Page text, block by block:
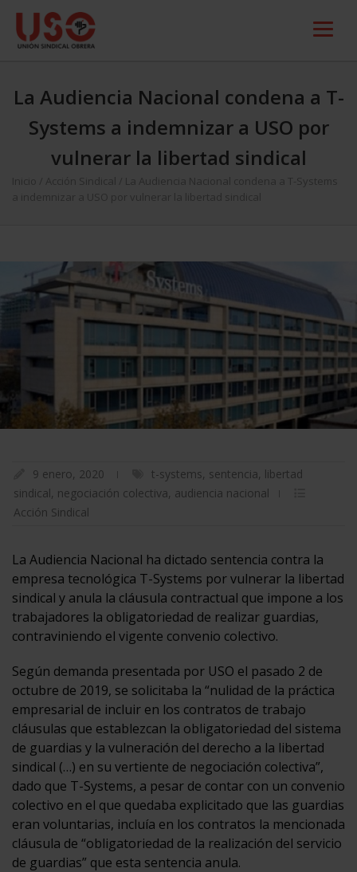
La Audiencia Nacional condena a T-
Systems a indemnizar a USO por
vulnerar la libertad sindical
Inicio Acción Sindical
La Audiencia Nacional condena a T-Systems
a indemnizar a USO por vulnerar la libertad sindical
9 enero, 2020 t-systems, sentencia, libertad
sindical, negociación colectiva, audiencia nacional
Acción Sindical
La Audiencia Nacional ha dictado sentencia contra la
empresa tecnológica T-Systems por vulnerar la libertad
sindical y anula la cláusula contractual que impone a los
trabajadores la obligatoriedad de realizar guardias,
contraviniendo el vigente convenio colectivo.
Según demanda presentada por USO el pasado 2 de
octubre de 2019, se solicitaba la “nulidad de la práctica
empresarial de incluir en los contratos de trabajo
cláusulas que establezcan la obligatoriedad del sistema
de guardias y la vulneración del derecho a la libertad
sindical (…) en su vertiente de negociación colectiva”,
dado que T-Systems, a pesar de contar con un convenio
colectivo en el que quedaba explicitado que las guardias
eran voluntarias, incluía en los contratos la mencionada
cláusula de “obligatoriedad de la realización del servicio
de guardias” que esta sentencia anula.